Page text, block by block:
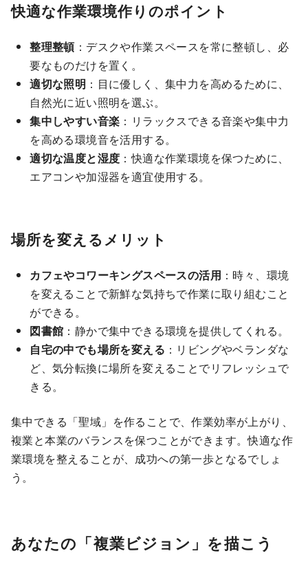
快適な作業環境作りのポイント
整理整頓 ：デスクや作業スペースを常に整頓し、必
要なものだけを置く。
適切な照明 ：目に優しく、集中力を高めるために、
自然光に近い照明を選ぶ。
集中しやすい音楽 ：リラックスできる音楽や集中力
を高める環境音を活用する。
適切な温度と湿度 ：快適な作業環境を保つために、
エアコンや加湿器を適宜使用する。
場所を変えるメリット
カフェやコワーキングスペースの活用 ：時々、環境
を変えることで新鮮な気持ちで作業に取り組むこと
ができる。
図書館 ：静かで集中できる環境を提供してくれる。
自宅の中でも場所を変える ：リビングやベランダな
ど、気分転換に場所を変えることでリフレッシュで
きる。
集中できる「聖域」を作ることで、作業効率が上がり、
複業と本業のバランスを保つことができます。快適な作
業環境を整えることが、成功への第一歩となるでしょ
う。
あなたの「複業ビジョン」を描こう